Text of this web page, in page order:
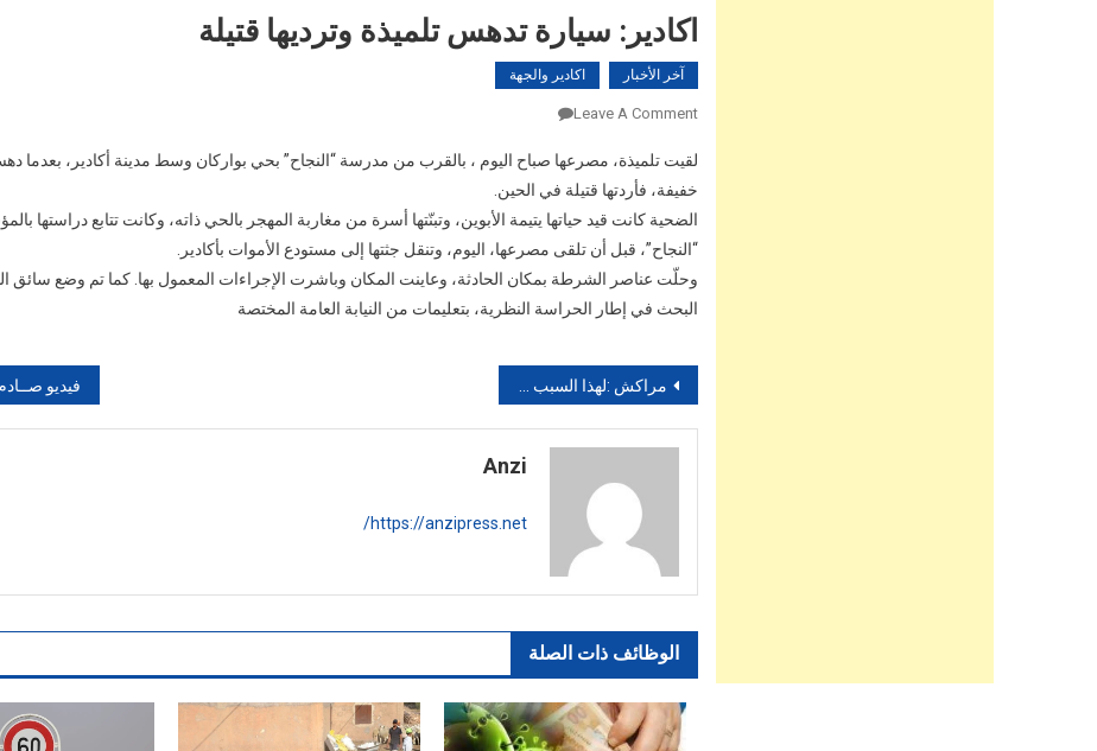
اكادير: سيارة تدهس تلميذة وترديها قتيلة
آخر الأخبار اكادير والجهة
Leave A Comment
سيارة
تدهس
تلميذة
وترديها
قتيلة
لقيت تلميذة، مصرعها صباح اليوم ، بالقرب من مدرسة “النجاح” بحي بواركان وسط مدينة أكادير، بعدما
خفيفة، فأردتها قتيلة في الحين.
الضحية كانت قيد حياتها يتيمة الأبوين، وتبنّتها أسرة من مغاربة المهجر بالحي ذاته، وكانت تتابع دراستها
“النجاح”، قبل أن تلقى مصرعها، اليوم، وتنقل جثتها إلى مستودع الأموات بأكادير.
وحلّت عناصر الشرطة بمكان الحادثة، وعاينت المكان وباشرت الإجراءات المعمول بها. كما تم وضع سائق
البحث في إطار الحراسة النظرية، بتعليمات من النيابة العامة المختصة
تصفّح
المقالات
مراكش :لهذا السبب تم إفراغ صهريج المنارة بمراكش
Anzi
https://anzipress.net/
الوظائف ذات الصلة